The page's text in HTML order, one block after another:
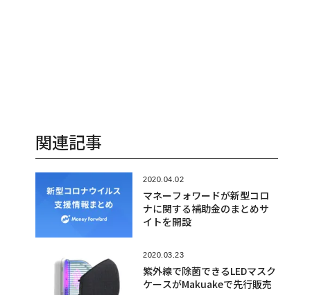
関連記事
2020.04.02
マネーフォワードが新型コロ
ナに関する補助金のまとめサ
イトを開設
2020.03.23
紫外線で除菌できるLEDマスク
ケースがMakuakeで先行販売